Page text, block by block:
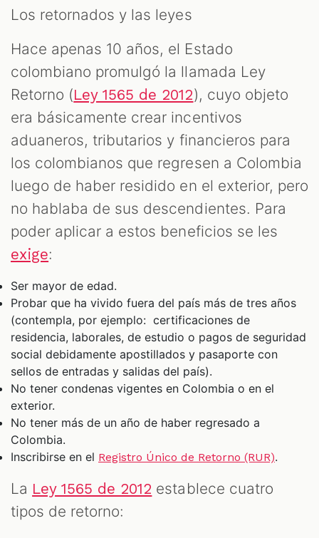
Los retornados y las leyes
Hace apenas 10 años, el Estado
colombiano promulgó la llamada Ley
Retorno (Ley 1565 de 2012), cuyo objeto
era básicamente crear incentivos
aduaneros, tributarios y financieros para
los colombianos que regresen a Colombia
luego de haber residido en el exterior, pero
no hablaba de sus descendientes. Para
poder aplicar a estos beneficios se les
exige:
Ser mayor de edad.
Probar que ha vivido fuera del país más de tres años
(contempla, por ejemplo: certificaciones de
residencia, laborales, de estudio o pagos de seguridad
social debidamente apostillados y pasaporte con
sellos de entradas y salidas del país).
No tener condenas vigentes en Colombia o en el
exterior.
No tener más de un año de haber regresado a
Colombia.
Inscribirse en el Registro Único de Retorno (RUR).
La Ley 1565 de 2012 establece cuatro
tipos de retorno: